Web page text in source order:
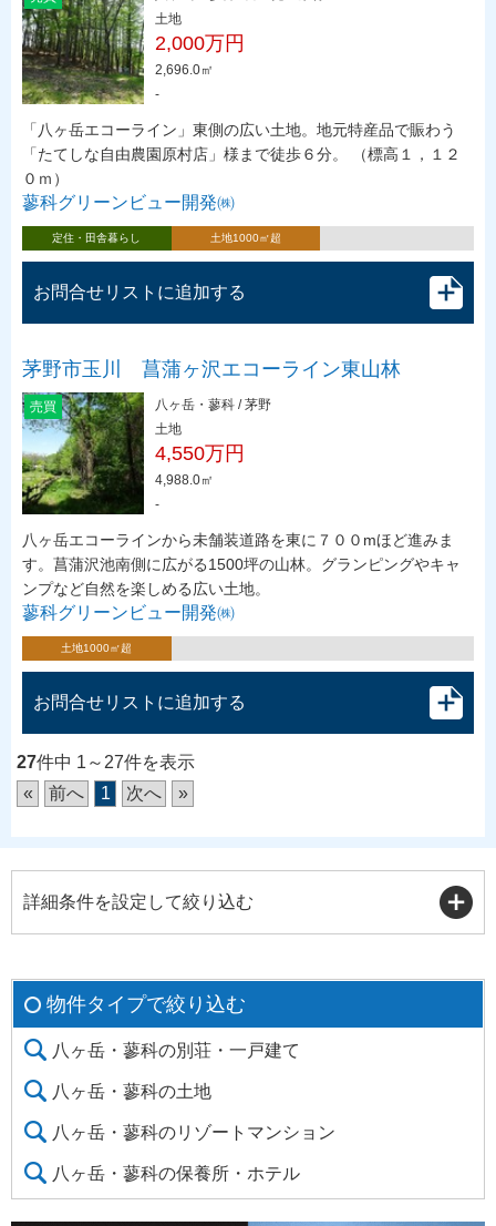
土地
2,000万円
2,696.0㎡
-
「八ヶ岳エコーライン」東側の広い土地。地元特産品で賑わう
「たてしな自由農園原村店」様まで徒歩６分。 （標高１，１２
０ｍ）
蓼科グリーンビュー開発㈱
定住・田舎暮らし 土地1000㎡超
お問合せリストに追加する
茅野市玉川 菖蒲ヶ沢エコーライン東山林
売買
八ヶ岳・蓼科 / 茅野
土地
4,550万円
4,988.0㎡
-
八ヶ岳エコーラインから未舗装道路を東に７００mほど進みま
す。菖蒲沢池南側に広がる1500坪の山林。グランピングやキャ
ンプなど自然を楽しめる広い土地。
蓼科グリーンビュー開発㈱
土地1000㎡超
お問合せリストに追加する
27件中 1～27件を表示
«
前へ 1 次へ »
詳細条件を設定して絞り込む
物件タイプで絞り込む
八ヶ岳・蓼科の別荘・一戸建て
八ヶ岳・蓼科の土地
八ヶ岳・蓼科のリゾートマンション
八ヶ岳・蓼科の保養所・ホテル